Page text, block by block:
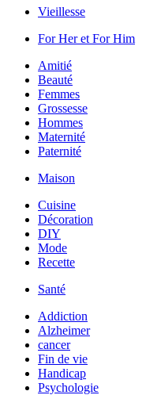
Vieillesse
For Her et For Him
Amitié
Beauté
Femmes
Grossesse
Hommes
Maternité
Paternité
Maison
Cuisine
Décoration
DIY
Mode
Recette
Santé
Addiction
Alzheimer
cancer
Fin de vie
Handicap
Psychologie